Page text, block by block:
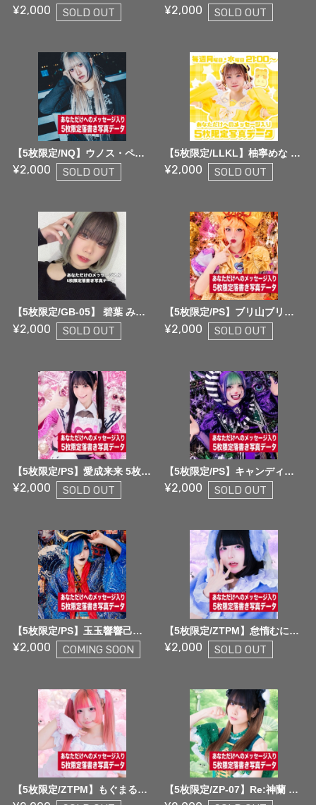
¥2,000 SOLD OUT ¥2,000 SOLD OUT
【5枚限定/NQ】ウノス・ペクトパトローナム 5枚限定メッセージ落書き写真データ【¥2,000】
¥2,000 SOLD OUT
【5枚限定/LLKL】柚寧めな 5枚限定メッセージ落書き写真データ【¥2,000】
¥2,000 SOLD OUT
【5枚限定/GB-05】 碧葉 みさ5枚限定メッセージ落書き写真データ【¥2,000】
¥2,000 SOLD OUT
【5枚限定/PS】ブリ山ブリ子 5枚限定メッセージ落書き写真データ【¥2,000】
¥2,000 SOLD OUT
【5枚限定/PS】愛成来来 5枚限定メッセージ落書き写真データ【¥2,000】
¥2,000 SOLD OUT
【5枚限定/PS】キャンディ・ビビッドパラダイス 5枚限定メッセージ落書き写真データ【¥2,000】
¥2,000 SOLD OUT
【5枚限定/PS】玉玉響響己鬼黐 5枚限定メッセージ落書き写真データ【¥2,000】
¥2,000 COMING SOON
【5枚限定/ZTPM】怠惰むにゃ 5枚限定メッセージ落書き写真データ【¥2,000】
¥2,000 SOLD OUT
【5枚限定/ZTPM】もぐまる♡MEW 5枚限定メッセージ落書き写真データ【¥2,000】 【5枚限定/ZP-07】Re:神蘭 5枚限定メッセージ落書き写真データ【¥2,000】